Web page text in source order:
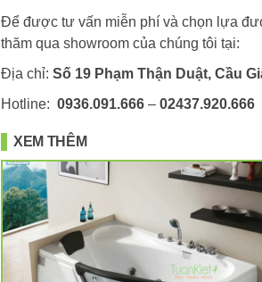
Để được tư vấn miễn phí và chọn lựa
thăm qua showroom của chúng tôi tại:
Địa chỉ: Số 19 Phạm Thận Duật, Cầu
Hotline: 0936.091.666 – 02437.920.666
XEM THÊM